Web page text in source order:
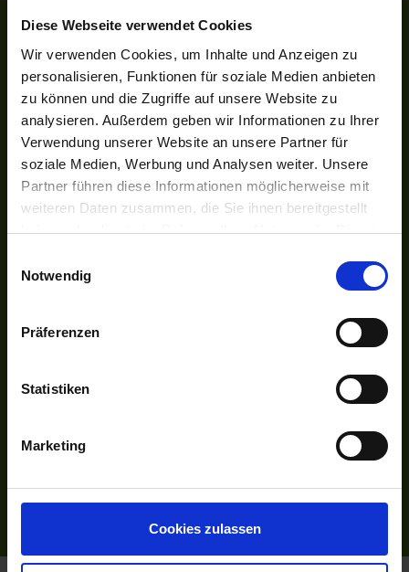
Diese Webseite verwendet Cookies
Wir verwenden Cookies, um Inhalte und Anzeigen zu
personalisieren, Funktionen für soziale Medien anbieten
zu können und die Zugriffe auf unsere Website zu
analysieren. Außerdem geben wir Informationen zu Ihrer
Verwendung unserer Website an unsere Partner für
soziale Medien, Werbung und Analysen weiter. Unsere
Partner führen diese Informationen möglicherweise mit
weiteren Daten zusammen, die Sie ihnen bereitgestellt
haben oder die sie im Rahmen Ihrer Nutzung der Dienste
Notwendig
Präferenzen
Statistiken
Marketing
Cookies zulassen
Das Reisebüro
Unser Team
Unsere Auszeichnungen
Kontakt
Newsletter
Jobs
Astoria.Reisen
Facebook
INFORMATIONEN
Impressum
Datenschutzerklärung